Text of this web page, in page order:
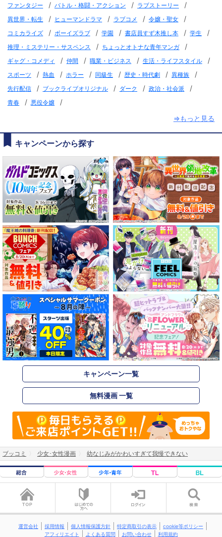
ファンタジー / バトル・格闘・アクション / ラブストーリー /
異世界・転生 / ヒューマンドラマ / ラブコメ / 令嬢・聖女 /
コミカライズ / ボーイズラブ / 学園 / 書店員すず木推し本 / 学生 /
推理・ミステリー・サスペンス / ちょっとオトナな青年マンガ /
ギャグ・コメディ / 仲間 / 職業・ビジネス / 生活・ライフスタイル /
スポーツ / 熱血 / ホラー / 同級生 / 歴史・時代劇 / 異種族 /
先行配信 / ブックライブオリジナル / ダーク / 政治・社会派 /
青春 / 悪役令嬢
/
⇒もっと見る
キャンペーンから探す
キャンペーン一覧
無料漫画 一覧
ブッコミ 少女･女性漫画 幼なじみがかわいすぎて我慢できない
運営会社 採用情報 個人情報保護方針 特定商取引の表示
cookie等ポリシー
アフィリエイト
よくある質問 お問い合わせ 利用規約